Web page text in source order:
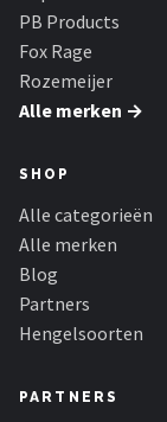
PB Products
Fox Rage
Rozemeijer
Alle merken →
SHOP
Alle categorieën
Alle merken
Blog
Partners
Hengelsoorten
PARTNERS